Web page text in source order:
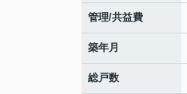
管理/共益費
築年月
総戸数